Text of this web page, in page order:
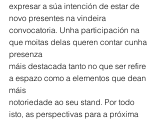
expresar a súa intención de estar de
novo presentes na vindeira
convocatoria. Unha participación na
que moitas delas queren contar cunha
presenza
máis destacada tanto no que ser refire
a espazo como a elementos que dean
máis
notoriedade ao seu stand. Por todo
isto, as perspectivas para a próxima